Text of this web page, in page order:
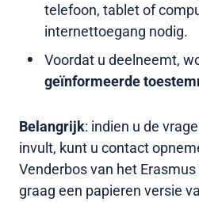
telefoon, tablet of
internettoegang nodig.
Voordat u deelneemt,
geïnformeerde
Belangrijk: indien u de
invult, kunt u contact
Venderbos van het
graag een papieren versie